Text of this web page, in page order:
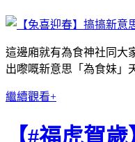
這邊廂就有為食神社同大
出嚟嘅新意思「為食妹」
繼續觀看+
【#福虎賀